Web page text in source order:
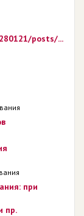
posts/...
при
пр.